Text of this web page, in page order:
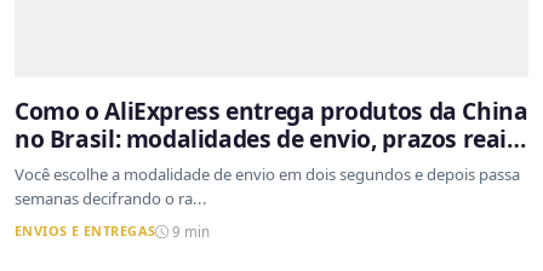
Como o AliExpress entrega produtos da China
no Brasil: modalidades de envio, prazos reais
e o que a Cainiao tem a ver com isso
Você escolhe a modalidade de envio em dois segundos e depois passa
semanas decifrando o ra...
ENVIOS E ENTREGAS 9 min